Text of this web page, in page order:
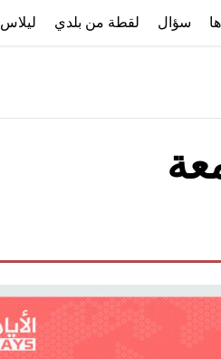
سؤال لقطة من بلدي ليلاس